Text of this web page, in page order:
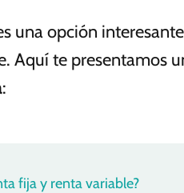
una opción
Aquí te presentamos
:
fija y renta variable?